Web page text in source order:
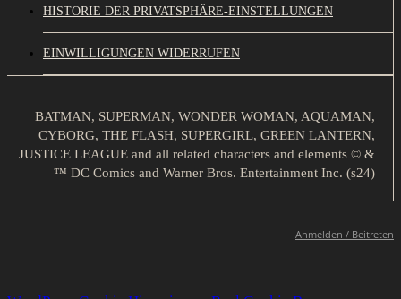
HISTORIE DER PRIVATSPHÄRE-EINSTELLUNGEN
EINWILLIGUNGEN WIDERRUFEN
BATMAN, SUPERMAN, WONDER WOMAN, AQUAMAN,
CYBORG, THE FLASH, SUPERGIRL, GREEN LANTERN,
JUSTICE LEAGUE and all related characters and elements © &
™ DC Comics and Warner Bros. Entertainment Inc. (s24)
Anmelden / Beitreten